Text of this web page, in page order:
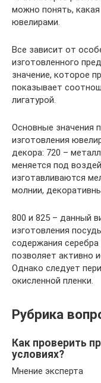
можно понять,
ювелирами.
Все зависит от
изготовленного
значение, которое
показывает
лигатурой.
Основные значения
изготовления
декора: 720 –
меняется под
изготавливаются
молнии,
800 и 825 – данный
изготовления
содержания серебра
позволяет активно
Однако следует
окисленной пленки.
Рубрика
Как проверить
условиях?
Мнение эксперта